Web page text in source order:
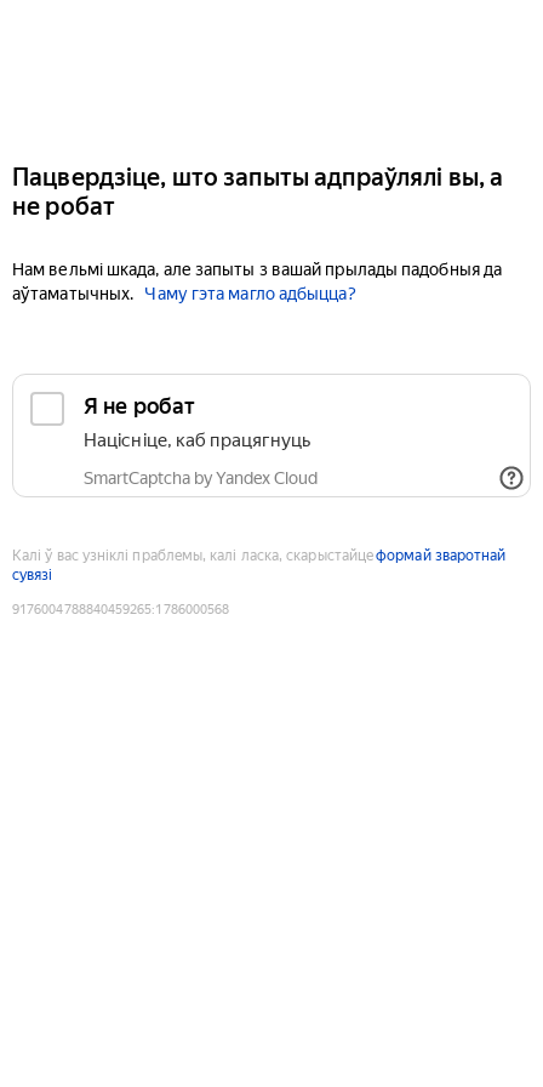
Пацвердзіце, што запыты адпраўлялі вы, а
не робат
Нам вельмі шкада, але запыты з вашай прылады падобныя да
аўтаматычных.
Чаму гэта магло адбыцца?
Я не робат
Націсніце, каб працягнуць
SmartCaptcha by Yandex Cloud
Калі ў вас узніклі праблемы, калі ласка, скарыстайцеформай зваротнай
сувязі
9176004788840459265:1786000568